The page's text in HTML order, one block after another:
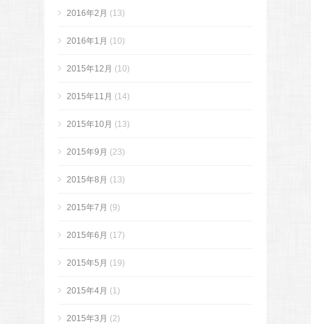
2016年2月 (13)
2016年1月 (10)
2015年12月 (10)
2015年11月 (14)
2015年10月 (13)
2015年9月 (23)
2015年8月 (13)
2015年7月 (9)
2015年6月 (17)
2015年5月 (19)
2015年4月 (1)
2015年3月 (2)